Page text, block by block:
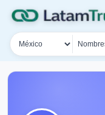
País
Tipo de búsqueda
Nombre o